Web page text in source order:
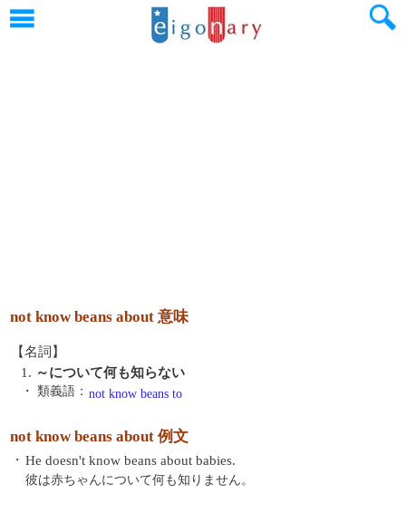
not know beans about 意味
【名詞】
1. ～について何も知らない
・ 類義語： not know beans to
not know beans about 例文
・ He doesn't know beans about babies.
彼は赤ちゃんについて何も知りません。